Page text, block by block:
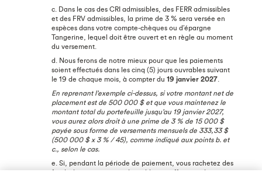
c. Dans le cas des CRI admissibles, des FERR admissibles
et des FRV admissibles, la prime de 3 % sera versée en
espèces dans votre compte‑chèques ou d’épargne
Tangerine, lequel doit être ouvert et en règle au moment
du versement.
d. Nous ferons de notre mieux pour que les paiements
soient effectués dans les cinq (5) jours ouvrables suivant
le 19 de chaque mois, à compter du 19 janvier 2027
En reprenant l’exemple ci-dessus, si votre montant net de
placement est de 500 000 $ et que vous maintenez le
montant total du portefeuille jusqu’au 19 janvier 2027,
vous aurez alors droit à une prime de 3 % de 15 000 $
payée sous forme de versements mensuels de 333,33 $
(500 000 $ x 3 % / 45), comme indiqué aux points b. et
c., selon le cas.
e. Si, pendant la période de paiement, vous rachetez des
fonds de vos comptes admissibles ou effectuez des